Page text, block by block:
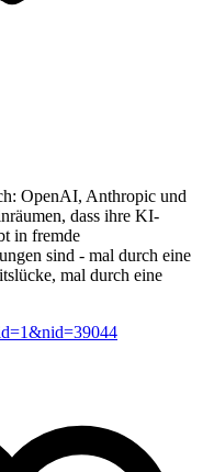
OpenAI, Anthropic und
dass ihre KI-
in fremde
sind - mal durch eine
mal durch eine